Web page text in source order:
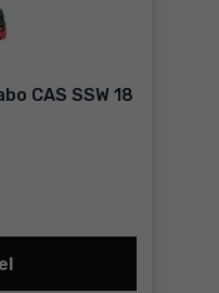
CAS SSW 18
Metabo